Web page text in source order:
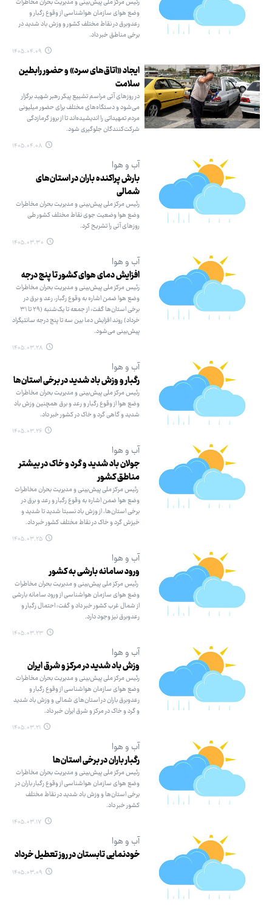
وضع هوای سازمان هواشناسی از وقوع رگبار و
رعدوبرق در نقاط مختلف کشور و وزش باد شدید در
برخی مناطق خبر داد.
۱۴۰۵.۰۴.۰۹
ایجاد «اتاق‌های سرد» و حضور رابطین
سلامت
در روزهای آتی مراسم تشییع پیکر رهبر شهید برگزار
می‌شود و دستگاه‌های مختلف برای حضور میلیونی
مردم تمهیداتی را اندیشیده‌اند تا از بروز گرمازدگی
شرکت‌کنندگان جلوگیری شود.
۱۴۰۵.۰۴.۰۸
آب و هوا
بارش پراکنده باران در استان‌های
شمالی
رئیس مرکز ملی پیش‌بینی و مدیریت بحران مخاطرات
وضع هوا وضعیت جوی نقاط مختلف کشور طی
روزهای آتی را تشریح کرد.
۱۴۰۵.۰۳.۳۰
آب و هوا
افزایش دمای هوای کشور تا پنج درجه
رئیس مرکز ملی پیش‌بینی و مدیریت بحران مخاطرات
وضع هوا ضمن اشاره به وقوع رگبار، رعد و برق در
برخی استان‌ها گفت: از جمعه تا یک‌شنبه (۲۹ تا ۳۱
خرداد) روند افزایش دما بین سه تا پنج درجه سانتیگراد
پیش‌بینی می‌شود.
۱۴۰۵.۰۳.۲۸
آب و هوا
رگبار و وزش باد شدید در برخی استان‌ها
رئیس مرکز ملی پیش‌بینی و مدیریت بحران مخاطرات
وضع هوا از وقوع رگبار و رعد و برق همچنین وزش باد
شدید و گاهی گرد و خاک در کشور خبر داد.
۱۴۰۵.۰۳.۲۶
آب و هوا
جولان باد شدید و گرد و خاک در بیشتر
مناطق کشور
رئیس مرکز ملی پیش‌بینی و مدیریت بحران مخاطرات
وضع هوا ضمن اشاره به وقوع رگبار و رعد و برق در
برخی استان‌ها، از وزش باد نسبتا شدید تا شدید و
خیزش گرد و خاک در نقاط مختلف کشور خبر داد.
۱۴۰۵.۰۳.۲۵
آب و هوا
ورود سامانه بارشی به کشور
رئیس مرکز ملی پیش‌بینی و مدیریت بحران مخاطرات
وضع هوای سازمان هواشناسی از ورود سامانه بارشی
از شمال غرب کشور خبر داد و گفت: احتمال رگبار و
رعدوبرق نیز وجود دارد.
۱۴۰۵.۰۳.۲۳
آب و هوا
وزش باد شدید در مرکز و شرق ایران
رئیس مرکز ملی پیش‌بینی و مدیریت بحران مخاطرات
وضع هوای سازمان هواشناسی از وقوع رگبار و
رعدوبرق باران در استان‌های شمالی و وزش باد شدید
و گرد و خاک در مرکز و شرق ایران خبر داد.
۱۴۰۵.۰۳.۲۱
آب و هوا
رگبار باران در برخی استان‌ها
رئیس مرکز ملی پیش‌بینی و مدیریت بحران مخاطرات
وضع هوای سازمان هواشناسی از وقوع رگبار باران در
برخی استان‌ها و وزش باد شدید در نقاط مختلف
کشور خبر داد.
۱۴۰۵.۰۳.۱۷
آب و هوا
خودنمایی تابستان در روز تعطیل خرداد
۱۴۰۵.۰۳.۰۹